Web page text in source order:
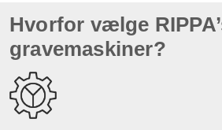
Hvorfor vælge
gravemaskiner?